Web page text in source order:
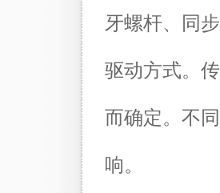
牙螺杆、同
驱动方式。
而确定。不
响。